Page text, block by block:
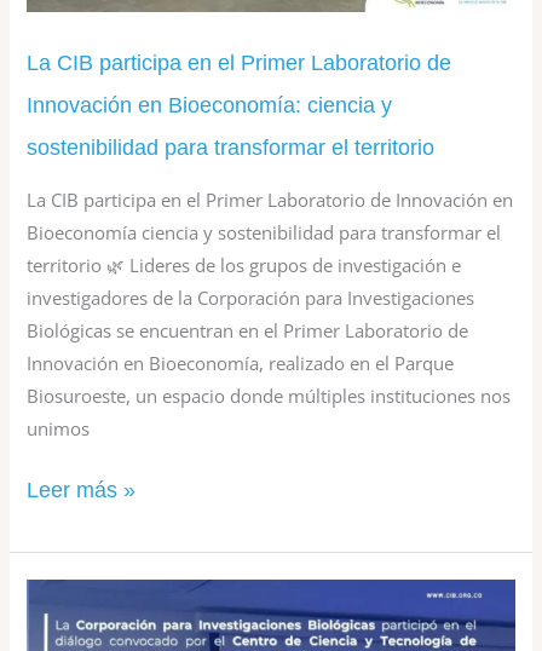
La CIB participa en el Primer Laboratorio de
Innovación en Bioeconomía: ciencia y
sostenibilidad para transformar el territorio
La CIB participa en el Primer Laboratorio de Innovación en
Bioeconomía ciencia y sostenibilidad para transformar el
territorio 🌿 Lideres de los grupos de investigación e
investigadores de la Corporación para Investigaciones
Biológicas se encuentran en el Primer Laboratorio de
Innovación en Bioeconomía, realizado en el Parque
Biosuroeste, un espacio donde múltiples instituciones nos
unimos
sostenibilidad
para
transformar
territorio
Leer más »
CIB